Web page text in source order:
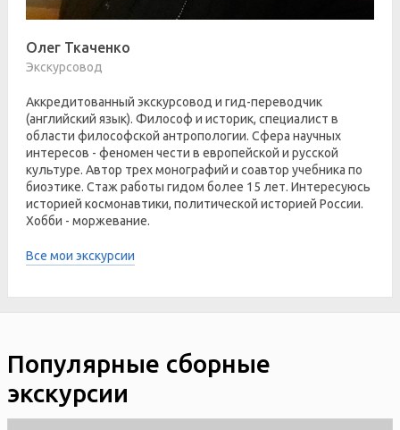
Олег Ткаченко
Экскурсовод
Аккредитованный экскурсовод и гид-переводчик
(английский язык). Философ и историк, специалист в
области философской антропологии. Сфера научных
интересов - феномен чести в европейской и русской
культуре. Автор трех монографий и соавтор учебника по
биоэтике. Стаж работы гидом более 15 лет. Интересуюсь
историей космонавтики, политической историей России.
Хобби - моржевание.
Все мои экскурсии
Популярные сборные
экскурсии